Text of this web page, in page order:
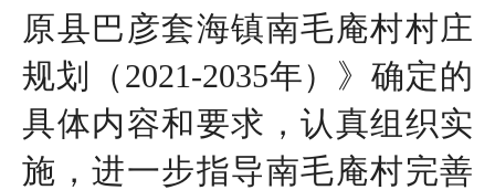
原县巴彦套海镇南毛庵村村庄
规划（2021-2035年）》确定的
具体内容和要求，认真组织实
施，进一步指导南毛庵村完善